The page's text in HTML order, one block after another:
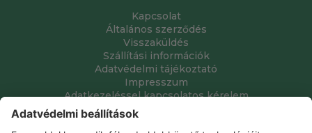
Kapcsolat
Általános szerződés
Visszaküldés
Szállítási információk
Adatvédelmi tájékoztató
Impresszum
Adatkezeléssel kapcsolatos kérelem